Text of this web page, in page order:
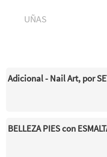
UÑAS
Adicional - Nail Art, por
BELLEZA PIES con